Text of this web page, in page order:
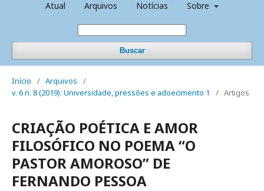
Atual Arquivos Notícias Sobre
Buscar
Início / Arquivos
/
v. 6 n. 8 (2019): Universidade, pressões e adoecimento 1
/ Artigos
CRIAÇÃO POÉTICA E AMOR
FILOSÓFICO NO POEMA “O
PASTOR AMOROSO” DE
FERNANDO PESSOA